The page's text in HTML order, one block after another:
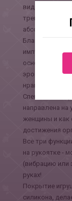
видами
тренировки
абсолютно
Благодаря
импульсы
основанию. В
эрогенных
нравится.
Специальная
направлена на
женщины и как
достижения
Все три
на рукоятке -
(вибрацию или
руках!
Покрытие
силикона,